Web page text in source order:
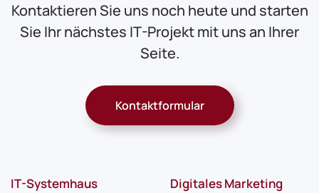
Kontaktieren Sie uns noch heute und starten
Sie Ihr nächstes IT-Projekt mit uns an Ihrer
Seite.
Kontaktformular
IT-Systemhaus Digitales Marketing